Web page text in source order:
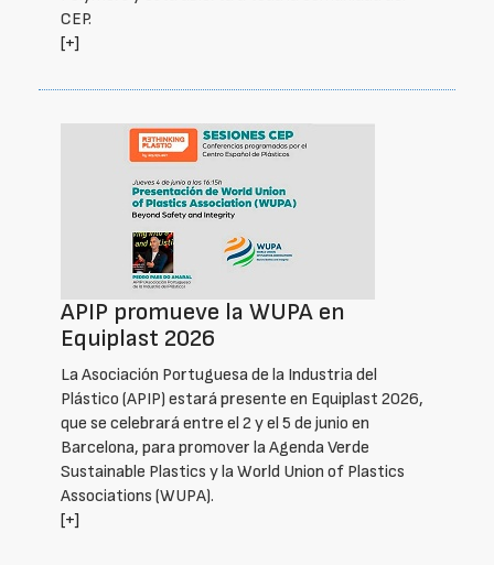
CEP.
[+]
APIP promueve la WUPA en
Equiplast 2026
La Asociación Portuguesa de la Industria del
Plástico (APIP) estará presente en Equiplast 2026,
que se celebrará entre el 2 y el 5 de junio en
Barcelona, para promover la Agenda Verde
Sustainable Plastics y la World Union of Plastics
Associations (WUPA).
[+]